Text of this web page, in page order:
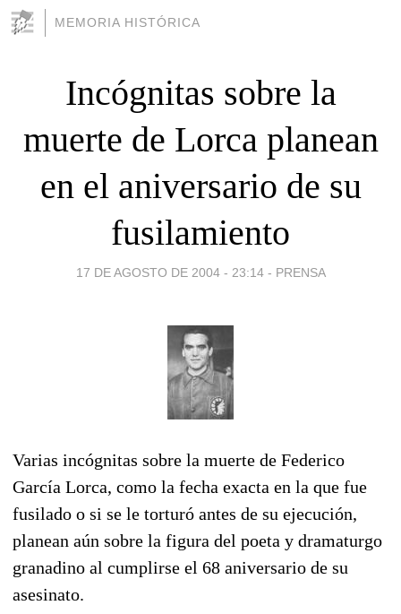
MEMORIA HISTÓRICA
Incógnitas sobre la
muerte de Lorca planean
en el aniversario de su
fusilamiento
17 DE AGOSTO DE 2004 - 23:14 - PRENSA
Varias incógnitas sobre la muerte de Federico
García Lorca, como la fecha exacta en la que fue
fusilado o si se le torturó antes de su ejecución,
planean aún sobre la figura del poeta y dramaturgo
granadino al cumplirse el 68 aniversario de su
asesinato.